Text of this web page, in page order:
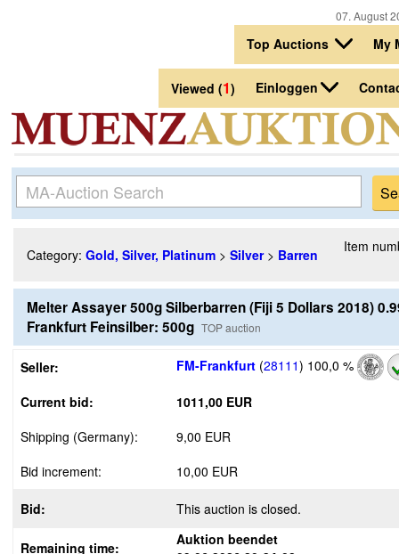
07. August
Top Auctions My
Viewed (1) Einloggen
Category: Gold, Silver, Platinum > Silver> Barren Item
Melter Assayer 500g Silberbarren (Fiji 5 Dollars 2018)
Frankfurt Feinsilber: 500g TOP auction
Seller: FM-Frankfurt (28111) 100,0 %
Current bid:
1011,00 EUR
Shipping (Germany):
9,00 EUR
Bid increment:
10,00 EUR
Bid: This auction is closed.
Remaining time:
Auktion beendet